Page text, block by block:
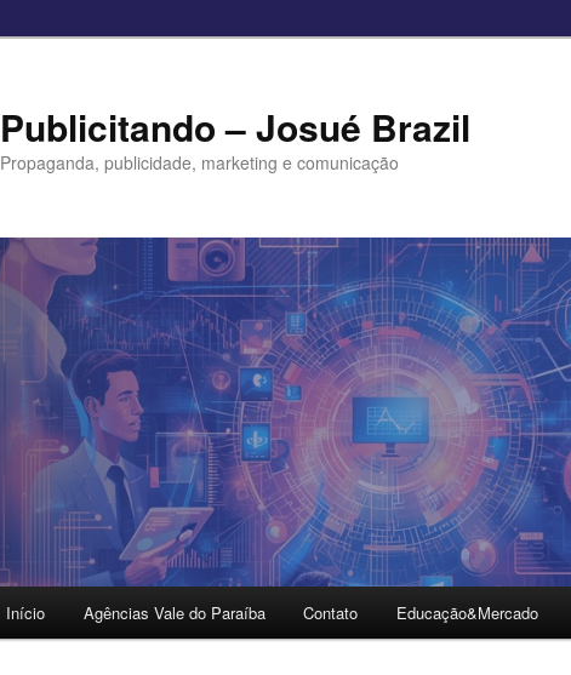
Publicitando – Josué Brazil
Propaganda, publicidade, marketing e comunicação
Início Agências Vale do Paraíba Contato Educação&Mercado